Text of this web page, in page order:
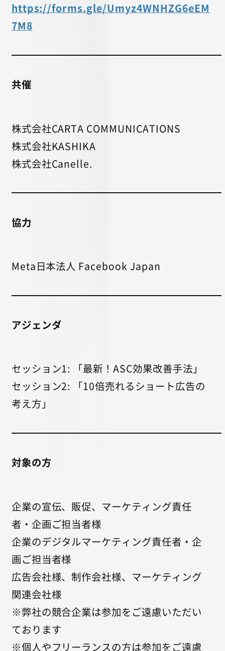
https://forms.gle/Umyz4WNHZG6eEM
7M8
共催
株式会社CARTA COMMUNICATIONS
株式会社KASHIKA
株式会社Canelle.
協力
Meta日本法人 Facebook Japan
アジェンダ
セッション1: 「最新！ASC効果改善手法」
セッション2: 「10倍売れるショート広告の
考え方」
対象の方
企業の宣伝、販促、マーケティング責任
者・企画ご担当者様
企業のデジタルマーケティング責任者・企
画ご担当者様
広告会社様、制作会社様、マーケティング
関連会社様
※弊社の競合企業は参加をご遠慮いただい
ております
※個人やフリーランスの方は参加をご遠慮